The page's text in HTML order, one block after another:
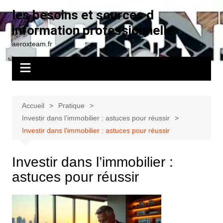
au
contenu
les besoins et sources d
information professionnelle
aeroxteam.fr
Accueil
Pratique
Investir dans l’immobilier : astuces pour réussir
Investir dans l’immobilier : astuces pour réussir
Investir dans l’immobilier :
astuces pour réussir